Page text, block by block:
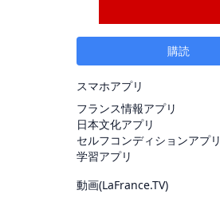
購読
スマホアプリ
フランス情報アプリ
日本文化アプリ
セルフコンディションアプリ
学習アプリ
動画(LaFrance.TV)